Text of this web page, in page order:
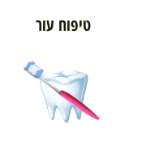
טיפוח עור